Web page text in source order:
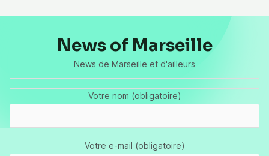
News of Marseille
News de Marseille et d'ailleurs
Votre nom (obligatoire)
Votre e-mail (obligatoire)